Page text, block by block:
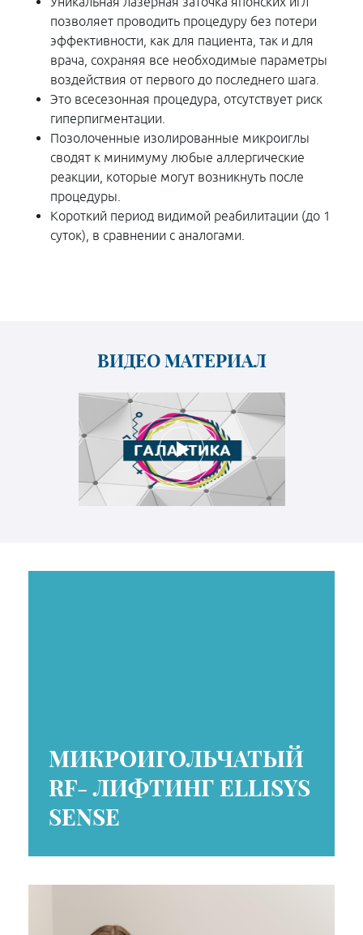
позволяет проводить процедуру без потери
эффективности, как для пациента, так и для
врача, сохраняя все необходимые параметры
воздействия от первого до последнего шага.
Это всесезонная процедура, отсутствует риск
гиперпигментации.
Позолоченные изолированные микроиглы
сводят к минимуму любые аллергические
реакции, которые могут возникнуть после
процедуры.
Короткий период видимой реабилитации (до 1
суток), в сравнении с аналогами.
ВИДЕО МАТЕРИАЛ
МИКРОИГОЛЬЧАТЫЙ
RF- ЛИФТИНГ ELLISYS
SENSE